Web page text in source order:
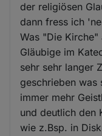
der religiösen
dann fress ich
Was "Die Kirche"
Gläubige im
sehr sehr langer
geschrieben was
immer mehr
und deutlich den
wie z.Bsp. in